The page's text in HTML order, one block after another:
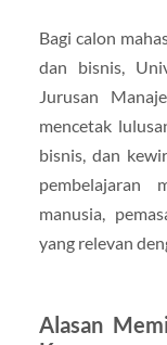
Bagi calon
dan bisnis,
Jurusan
mencetak
bisnis, dan
pembelajaran
manusia,
yang relevan
Alasan